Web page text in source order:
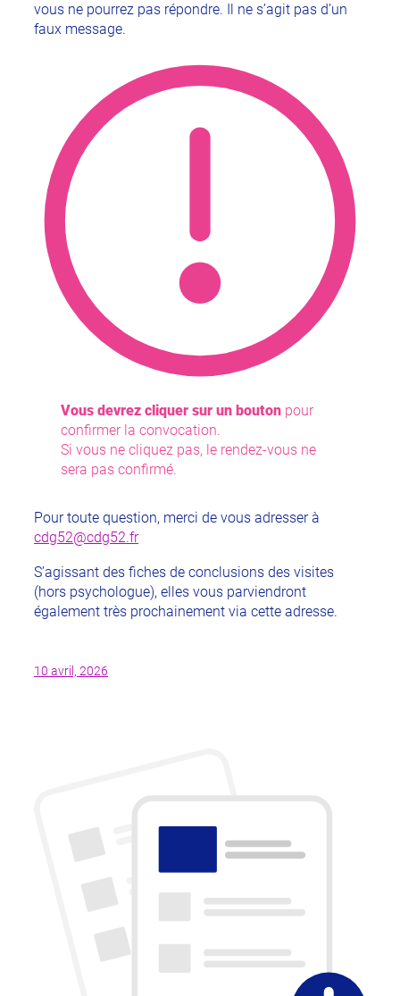
vous ne pourrez pas répondre. Il ne s’agit pas d’un
faux message.
Vous devrez cliquer sur un boutonpour
confirmer la convocation.
Si vous ne cliquez pas, le rendez-vous ne
sera pas confirmé.
Pour toute question, merci de vous adresser à
cdg52@cdg52.fr
S’agissant des fiches de conclusions des visites
(hors psychologue), elles vous parviendront
également très prochainement via cette adresse.
10 avril, 2026